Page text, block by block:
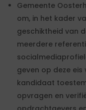
Gemeente
om, in het kader
geschiktheid van
meerdere
geven op deze
kandidaat
opvragen en